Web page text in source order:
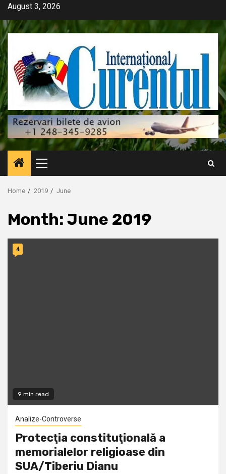
Skip
content
August 3, 2026
Primary
Menu
Home 2019 June
Month: June 2019
9 min read
4
Analize-Controverse
Protecţia constituţională a
memorialelor religioase din
SUA/Tiberiu Dianu